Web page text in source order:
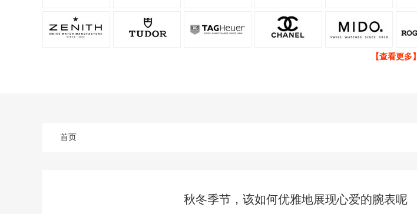
【查看更多】
首页
秋冬季节，该如何优雅地展现心爱的腕表呢